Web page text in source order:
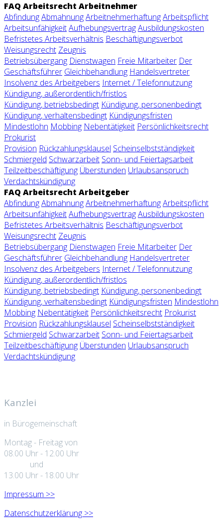
FAQ Arbeitsrecht Arbeitnehmer
AbfindungAbmahnungArbeitnehmerhaftungArbeitspflicht
ArbeitsunfähigkeitAufhebungsvertragAusbildungskosten
Befristetes Arbeitsverhältnis Beschäftigungsverbot
Weisungsrecht Zeugnis
Betriebsübergang Dienstwagen Freie Mitarbeiter Der
Geschäftsführer Gleichbehandlung Handelsvertreter
Insolvenz des Arbeitgebers Internet / Telefonnutzung
Kündigung, außerordentlich/fristlos
Kündigung, betriebsbedingt Kündigung, personenbedingt
Kündigung, verhaltensbedingt Kündigungsfristen
Mindestlohn Mobbing Nebentätigkeit Persönlichkeitsrecht
Prokurist
Provision Rückzahlungsklausel Scheinselbstständigkeit
Schmiergeld Schwarzarbeit Sonn- und Feiertagsarbeit
Teilzeitbeschäftigung Überstunden Urlaubsanspruch
Verdachtskündigung
FAQ Arbeitsrecht Arbeitgeber
AbfindungAbmahnungArbeitnehmerhaftungArbeitspflicht
ArbeitsunfähigkeitAufhebungsvertragAusbildungskosten
Befristetes Arbeitsverhältnis Beschäftigungsverbot
Weisungsrecht Zeugnis
Betriebsübergang Dienstwagen Freie Mitarbeiter Der
Geschäftsführer Gleichbehandlung Handelsvertreter
Insolvenz des Arbeitgebers Internet / Telefonnutzung
Kündigung, außerordentlich/fristlos
Kündigung, betriebsbedingt Kündigung, personenbedingt
Kündigung, verhaltensbedingt Kündigungsfristen Mindestlohn
Mobbing Nebentätigkeit Persönlichkeitsrecht Prokurist
Provision Rückzahlungsklausel Scheinselbstständigkeit
Schmiergeld Schwarzarbeit Sonn- und Feiertagsarbeit
Teilzeitbeschäftigung Überstunden Urlaubsanspruch
Verdachtskündigung
Kanzlei
in Bürogemeinschaft
Montag - Freitag von
08.00 Uhr - 12.00 Uhr
und
13.00 Uhr - 18.00 Uhr
Impressum >>
Datenschutzerklärung >>